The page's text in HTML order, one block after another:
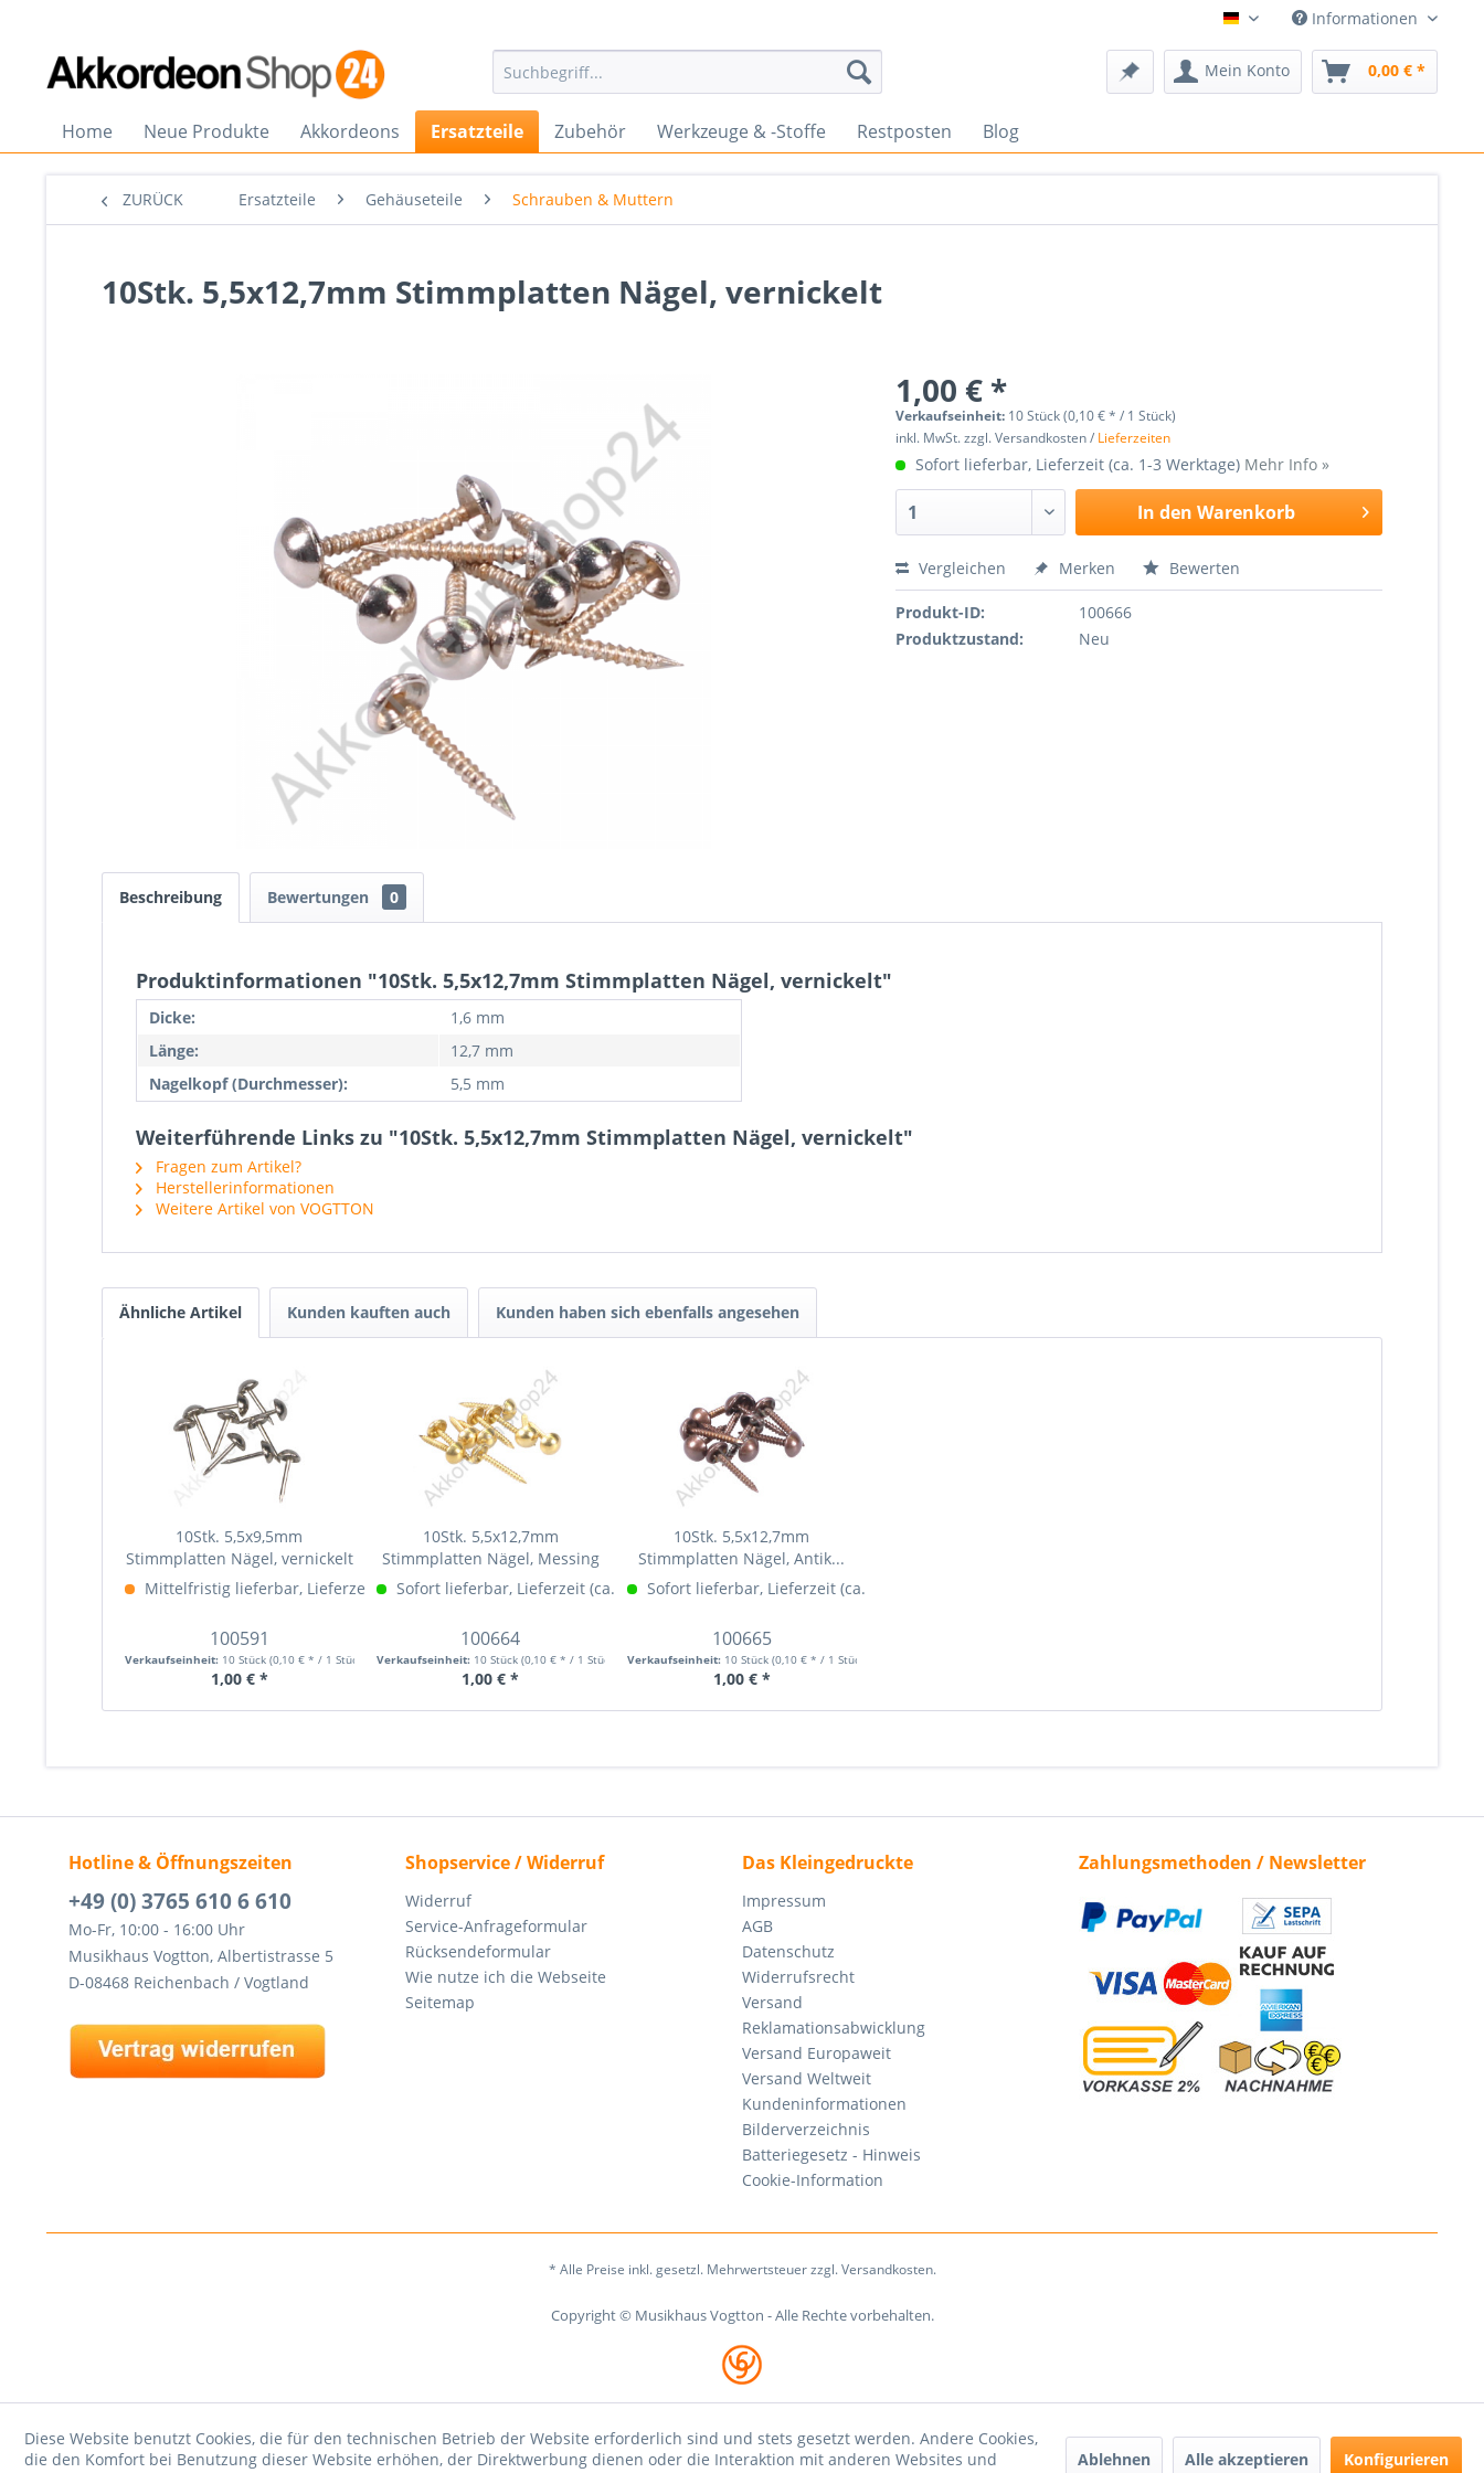
Deutsch Informationen
Mein Konto 0,00 € *
Home Neue Produkte Akkordeons Ersatzteile Zubehör Werkzeuge & -Stoffe Restposten Blog
ZURÜCK Ersatzteile Gehäuseteile Schrauben & Muttern
10Stk. 5,5x12,7mm Stimmplatten Nägel, vernickelt
1,00 € *
Verkaufseinheit: 10 Stück (0,10 € * / 1 Stück)
inkl. MwSt. zzgl. Versandkosten / Lieferzeiten
Sofort lieferbar, Lieferzeit (ca. 1-3 Werktage) Mehr Info »
In den Warenkorb
Vergleichen Merken Bewerten
Produkt-ID:
100666
Produktzustand:
Neu
Beschreibung Bewertungen 0
Produktinformationen "10Stk. 5,5x12,7mm Stimmplatten Nägel, vernickelt"
Dicke:
1,6 mm
Länge:
12,7 mm
Nagelkopf (Durchmesser):
5,5 mm
Weiterführende Links zu "10Stk. 5,5x12,7mm Stimmplatten Nägel, vernickelt"
Fragen zum Artikel?
Herstellerinformationen
Weitere Artikel von VOGTTON
Ähnliche Artikel Kunden kauften auch Kunden haben sich ebenfalls angesehen
10Stk. 5,5x9,5mm
Stimmplatten Nägel, vernickelt
Mittelfristig lieferbar, Lieferzeit (ca. 1-4 Wochen)Mehr Info »
100591
Verkaufseinheit: 10 Stück (0,10 € * / 1 Stück)
1,00 € *
10Stk. 5,5x12,7mm
Stimmplatten Nägel, Messing
Sofort lieferbar, Lieferzeit (ca. 1-3 Werktage)Mehr Info »
100664
Verkaufseinheit: 10 Stück (0,10 € * / 1 Stück)
1,00 € *
10Stk. 5,5x12,7mm
Stimmplatten Nägel, Antik...
Sofort lieferbar, Lieferzeit (ca. 1-3 Werktage)
100665
Verkaufseinheit: 10 Stück(0,10 € * / 1 Stück)
1,00 € *
Hotline & Öffnungszeiten
+49 (0) 3765 610 6 610
Mo-Fr, 10:00 - 16:00 Uhr
Musikhaus Vogtton, Albertistrasse 5
D-08468 Reichenbach / Vogtland
Shopservice / Widerruf
Widerruf
Service-Anfrageformular
Rücksendeformular
Wie nutze ich die Webseite
Seitemap
Das Kleingedruckte
Impressum
AGB
Datenschutz
Widerrufsrecht
Versand
Reklamationsabwicklung
Versand Europaweit
Versand Weltweit
Kundeninformationen
Bilderverzeichnis
Batteriegesetz - Hinweis
Cookie-Information
Zahlungsmethoden / Newsletter
* Alle Preise inkl. gesetzl. Mehrwertsteuer zzgl. Versandkosten.
Copyright © Musikhaus Vogtton - Alle Rechte vorbehalten.
Diese Website benutzt Cookies, die für den technischen Betrieb der Website erforderlich sind und stets gesetzt werden. Andere Cookies,
die den Komfort bei Benutzung dieser Website erhöhen, der Direktwerbung dienen oder die Interaktion mit anderen Websites und
Ablehnen Alle akzeptieren Konfigurieren